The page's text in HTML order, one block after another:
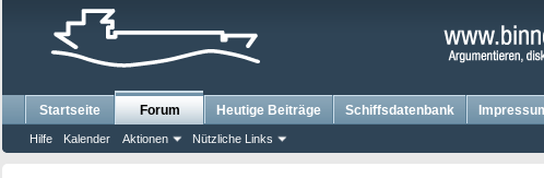
Startseite Forum
Hilfe Kalender Aktionen Nützliche Links
Heutige Beiträge Schiffsdatenbank